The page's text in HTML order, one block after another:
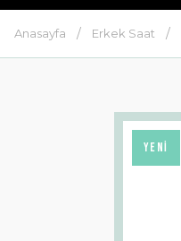
Anasayfa Erkek Saat
YENİ